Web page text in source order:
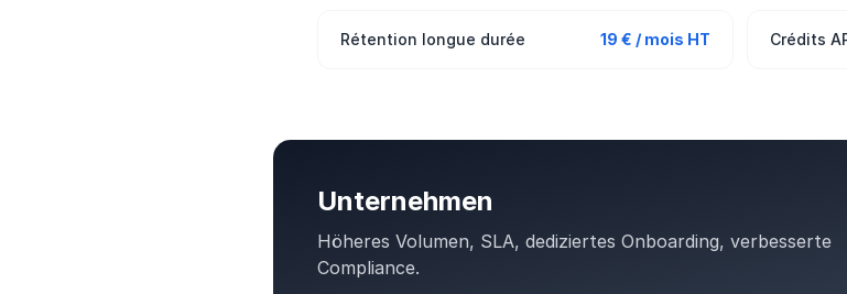
Rétention longue durée 19 € / mois HT Crédits
Unternehmen
Höheres Volumen, SLA, dediziertes Onboarding, verbesserte
Compliance.